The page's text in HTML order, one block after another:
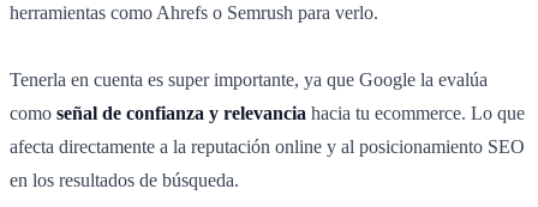
herramientas como Ahrefs o Semrush para verlo.
Tenerla en cuenta es super importante, ya que Google la evalúa
como señal de confianza y relevancia hacia tu ecommerce. Lo que
afecta directamente a la reputación online y al posicionamiento SEO
en los resultados de búsqueda.